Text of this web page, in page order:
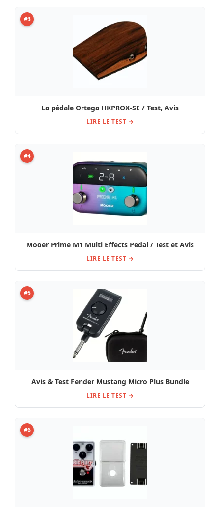
#3
La pédale Ortega HKPROX-SE / Test, Avis
LIRE LE TEST →
#4
Mooer Prime M1 Multi Effects Pedal / Test et Avis
LIRE LE TEST →
#5
Avis & Test Fender Mustang Micro Plus Bundle
LIRE LE TEST →
#6